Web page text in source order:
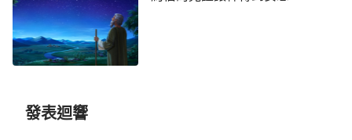
着他所表現的、所流露的已經達到了神的要求。在約
伯經受試煉期間，他心裏所想的、定意該做的讓神看
到一個結果，這個結果是神滿意的，隨後神就把試煉
此以後就消失不再有了。因為他已經接受過試煉了，
發表迴響